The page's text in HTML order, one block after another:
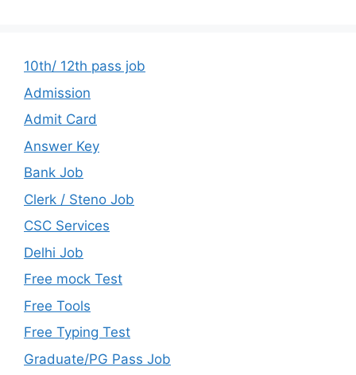
10th/ 12th pass job
Admission
Admit Card
Answer Key
Bank Job
Clerk / Steno Job
CSC Services
Delhi Job
Free mock Test
Free Tools
Free Typing Test
Graduate/PG Pass Job